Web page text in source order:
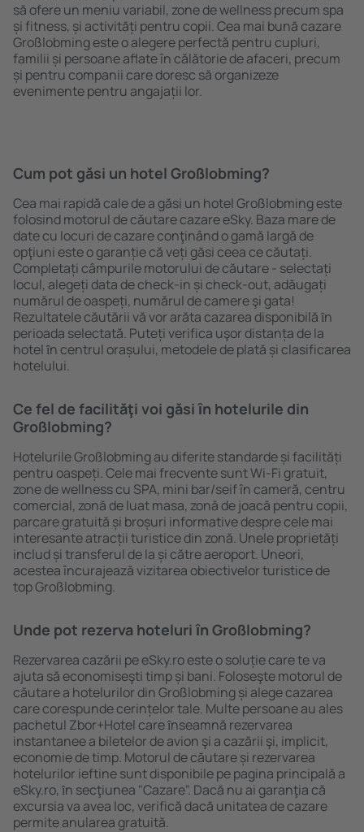
să ofere un meniu variabil, zone de wellness precum spa
și fitness, și activități pentru copii. Cea mai bună cazare
Großlobming este o alegere perfectă pentru cupluri,
familii și persoane aflate în călătorie de afaceri, precum
și pentru companii care doresc să organizeze
evenimente pentru angajații lor.
Cum pot găsi un hotel Großlobming?
Cea mai rapidă cale de a găsi un hotel Großlobming este
folosind motorul de căutare cazare eSky. Baza mare de
date cu locuri de cazare conţinând o gamă largă de
opţiuni este o garanție că veți găsi ceea ce căutați.
Completați câmpurile motorului de căutare - selectați
locul, alegeți data de check-in și check-out, adăugați
numărul de oaspeți, numărul de camere şi gata!
Rezultatele căutării vă vor arăta cazarea disponibilă ȋn
perioada selectată. Puteți verifica uşor distanța de la
hotel ȋn centrul orașului, metodele de plată și clasificarea
hotelului.
Ce fel de facilităţi voi găsi ȋn hotelurile din
Großlobming?
Hotelurile Großlobming au diferite standarde și facilități
pentru oaspeți. Cele mai frecvente sunt Wi-Fi gratuit,
zone de wellness cu SPA, mini bar/seif în cameră, centru
comercial, zonă de luat masa, zonă de joacă pentru copii,
parcare gratuită și broșuri informative despre cele mai
interesante atracții turistice din zonă. Unele proprietăți
includ și transferul de la și către aeroport. Uneori,
acestea încurajează vizitarea obiectivelor turistice de
top Großlobming.
Unde pot rezerva hoteluri ȋn Großlobming?
Rezervarea cazării pe eSky.ro este o soluție care te va
ajuta să economiseşti timp și bani. Foloseşte motorul de
căutare a hotelurilor din Großlobming și alege cazarea
care corespunde cerințelor tale. Multe persoane au ales
pachetul Zbor+Hotel care ȋnseamnă rezervarea
instantanee a biletelor de avion şi a cazării şi, implicit,
economie de timp. Motorul de căutare și rezervarea
hotelurilor ieftine sunt disponibile pe pagina principală a
eSky.ro, ȋn secţiunea "Cazare". Dacă nu ai garanţia că
excursia va avea loc, verifică dacă unitatea de cazare
permite anularea gratuită.